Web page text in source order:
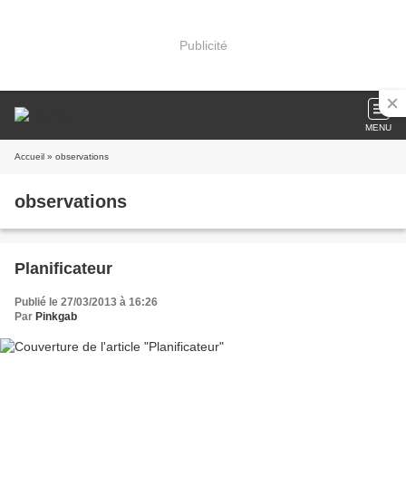
Publicité
MENU
Accueil » observations
observations
Planificateur
Publié le 27/03/2013 à 16:26
Par Pinkgab